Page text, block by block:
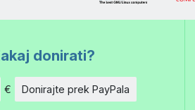
donirati?
€ Donirajte prek PayPala